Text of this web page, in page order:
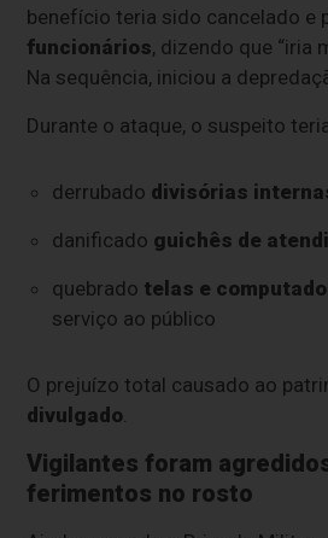
benefício teria sido cancelado e
funcionários, dizendo que “iria
Na sequência, iniciou a
Durante o ataque, o suspeito
derrubado divisórias
danificado guichês de
quebrado telas e
serviço ao público
O prejuízo total causado ao
divulgado
Vigilantes foram
ferimentos no rosto